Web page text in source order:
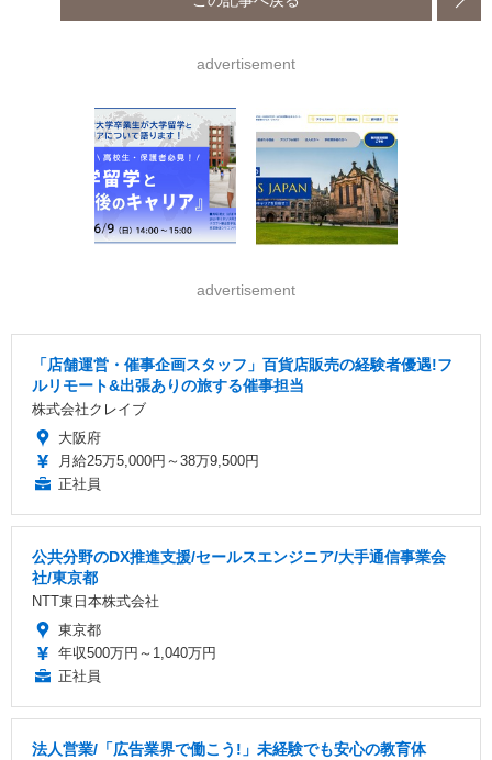
advertisement
advertisement
「店舗運営・催事企画スタッフ」百貨店販売の経験者優遇!フ
ルリモート&出張ありの旅する催事担当
株式会社クレイブ
大阪府
月給25万5,000円～38万9,500円
正社員
公共分野のDX推進支援/セールスエンジニア/大手通信事業会
社/東京都
NTT東日本株式会社
東京都
年収500万円～1,040万円
正社員
法人営業/「広告業界で働こう!」未経験でも安心の教育体